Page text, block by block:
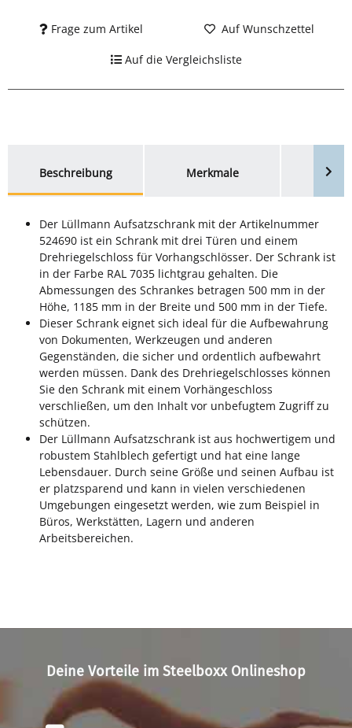
Frage zum Artikel Auf Wunschzettel
Auf die Vergleichsliste
Beschreibung
Merkmale
Der Lüllmann Aufsatzschrank mit der Artikelnummer
524690 ist ein Schrank mit drei Türen und einem
Drehriegelschloss für Vorhangschlösser. Der Schrank ist
in der Farbe RAL 7035 lichtgrau gehalten. Die
Abmessungen des Schrankes betragen 500 mm in der
Höhe, 1185 mm in der Breite und 500 mm in der Tiefe.
Dieser Schrank eignet sich ideal für die Aufbewahrung
von Dokumenten, Werkzeugen und anderen
Gegenständen, die sicher und ordentlich aufbewahrt
werden müssen. Dank des Drehriegelschlosses können
Sie den Schrank mit einem Vorhängeschloss
verschließen, um den Inhalt vor unbefugtem Zugriff zu
schützen.
Der Lüllmann Aufsatzschrank ist aus hochwertigem und
robustem Stahlblech gefertigt und hat eine lange
Lebensdauer. Durch seine Größe und seinen Aufbau ist
er platzsparend und kann in vielen verschiedenen
Umgebungen eingesetzt werden, wie zum Beispiel in
Büros, Werkstätten, Lagern und anderen
Arbeitsbereichen.
Deine Vorteile im Steelboxx Onlineshop